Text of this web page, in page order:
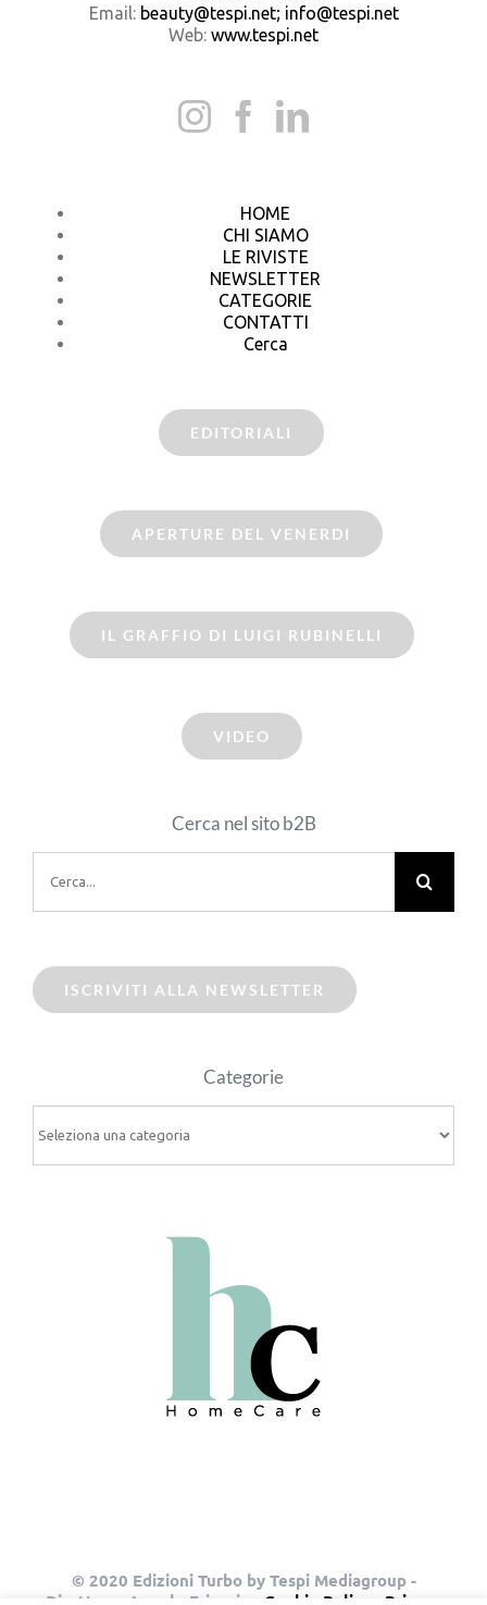
Email: beauty@tespi.net; info@tespi.net
Web: www.tespi.net
HOME
CHI SIAMO
LE RIVISTE
NEWSLETTER
CATEGORIE
CONTATTI
Cerca
EDITORIALI
APERTURE DEL VENERDI
IL GRAFFIO DI LUIGI RUBINELLI
VIDEO
Cerca nel sito b2B
per:
ISCRIVITI ALLA NEWSLETTER
Categorie
© 2020 Edizioni Turbo by Tespi Mediagroup -
Direttore: Angelo Frigerio - Cookie Policy Privacy